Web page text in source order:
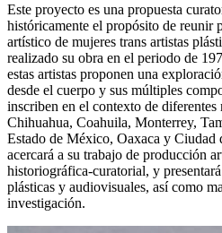
Este proyecto es una propuesta
históricamente el propósito de reunir
artístico de mujeres trans artistas
realizado su obra en el periodo de
estas artistas proponen una
desde el cuerpo y sus múltiples
inscriben en el contexto de diferentes
Chihuahua, Coahuila, Monterrey,
Estado de México, Oaxaca y
acercará a su trabajo de producción
historiográfica-curatorial, y
plásticas y audiovisuales, así como
investigación.